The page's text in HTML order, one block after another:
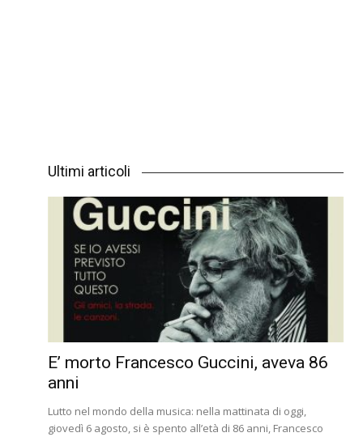
Ultimi articoli
E’ morto Francesco Guccini, aveva 86
anni
Lutto nel mondo della musica: nella mattinata di oggi,
giovedì 6 agosto, si è spento all’età di 86 anni, Francesco